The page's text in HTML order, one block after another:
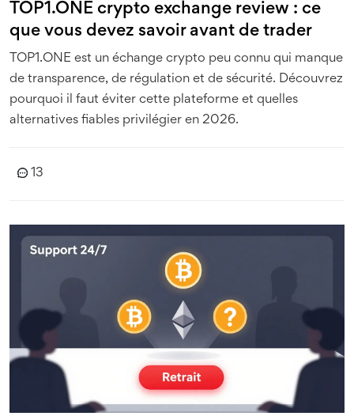
TOP1.ONE crypto exchange review : ce
que vous devez savoir avant de trader
TOP1.ONE est un échange crypto peu connu qui manque
de transparence, de régulation et de sécurité. Découvrez
pourquoi il faut éviter cette plateforme et quelles
alternatives fiables privilégier en 2026.
13